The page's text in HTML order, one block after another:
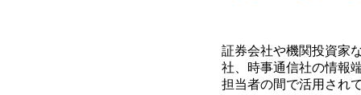
証券会社や機関投資家
社、時事通信社の情報
担当者の間で活用され